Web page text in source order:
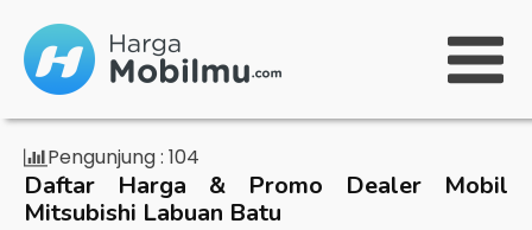
Pengunjung : 104
Daftar Harga & Promo Dealer Mobil
Mitsubishi Labuan Batu